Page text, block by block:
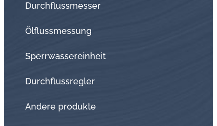
Durchflussmesser
Ölflussmessung
Sperrwassereinheit
Durchflussregler
Andere produkte